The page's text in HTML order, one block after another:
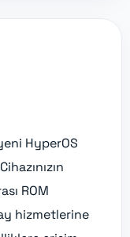
HyperOS
ROM
hizmetlerine